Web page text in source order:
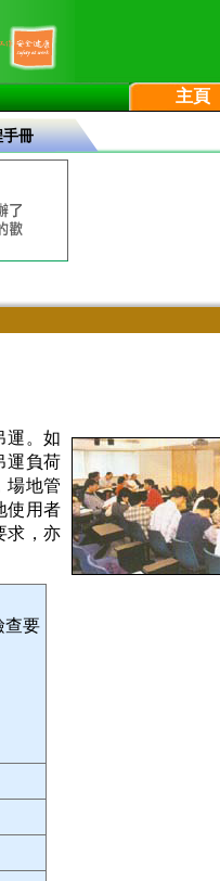
主頁
冊
運。如
運負荷
場地管
使用者
求，亦
查要